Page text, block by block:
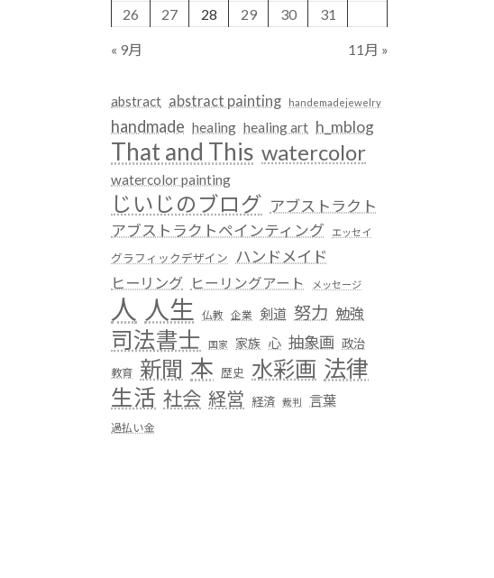
26
27 28 29 30 31
« 9月 11月 »
abstract abstract painting handemadejewelry
handmade healing healing art h_mblog
That and This watercolor
watercolor painting
じいじのブログ アブストラクト
アブストラクトペインティング
エッセイ
グラフィックデザイン ハンドメイド
ヒーリング ヒーリングアート メッセージ
人 人生 仏教 企業 剣道 努力 勉強
司法書士 国家 家族 心 抽象画 政治
教育 新聞 本 歴史 水彩画 法律
生活 社会 経営 経済 裁判 言葉
過払い金